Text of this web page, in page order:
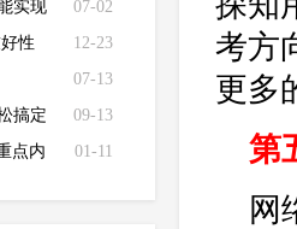
07-02
实现
12-23
性
07-13
09-13
搞定
01-11
点内
考方
更多
第
网